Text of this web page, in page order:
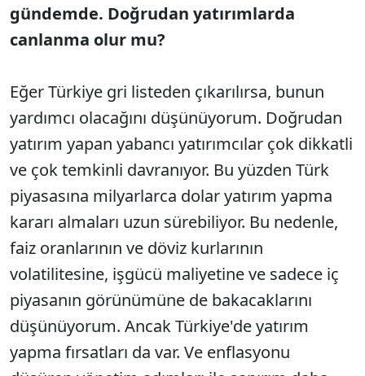
gündemde. Doğrudan yatırımlarda
canlanma olur mu?
Eğer Türkiye gri listeden çıkarılırsa, bunun
yardımcı olacağını düşünüyorum. Doğrudan
yatırım yapan yabancı yatırımcılar çok dikkatli
ve çok temkinli davranıyor. Bu yüzden Türk
piyasasına milyarlarca dolar yatırım yapma
kararı almaları uzun sürebiliyor. Bu nedenle,
faiz oranlarının ve döviz kurlarının
volatilitesine, işgücü maliyetine ve sadece iç
piyasanın görünümüne de bakacaklarını
düşünüyorum. Ancak Türkiye'de yatırım
yapma fırsatları da var. Ve enflasyonu